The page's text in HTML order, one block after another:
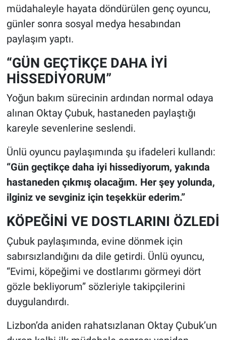
müdahaleyle hayata döndürülen genç oyuncu,
günler sonra sosyal medya hesabından
paylaşım yaptı.
“GÜN GEÇTİKÇE DAHA İYİ
HİSSEDİYORUM”
Yoğun bakım sürecinin ardından normal odaya
alınan Oktay Çubuk, hastaneden paylaştığı
kareyle sevenlerine seslendi.
Ünlü oyuncu paylaşımında şu ifadeleri kullandı:
“Gün geçtikçe daha iyi hissediyorum, yakında
hastaneden çıkmış olacağım. Her şey yolunda,
ilginiz ve sevginiz için teşekkür ederim.”
KÖPEĞİNİ VE DOSTLARINI ÖZLEDİ
Çubuk paylaşımında, evine dönmek için
sabırsızlandığını da dile getirdi. Ünlü oyuncu,
“Evimi, köpeğimi ve dostlarımı görmeyi dört
gözle bekliyorum” sözleriyle takipçilerini
duygulandırdı.
Lizbon’da aniden rahatsızlanan Oktay Çubuk’un